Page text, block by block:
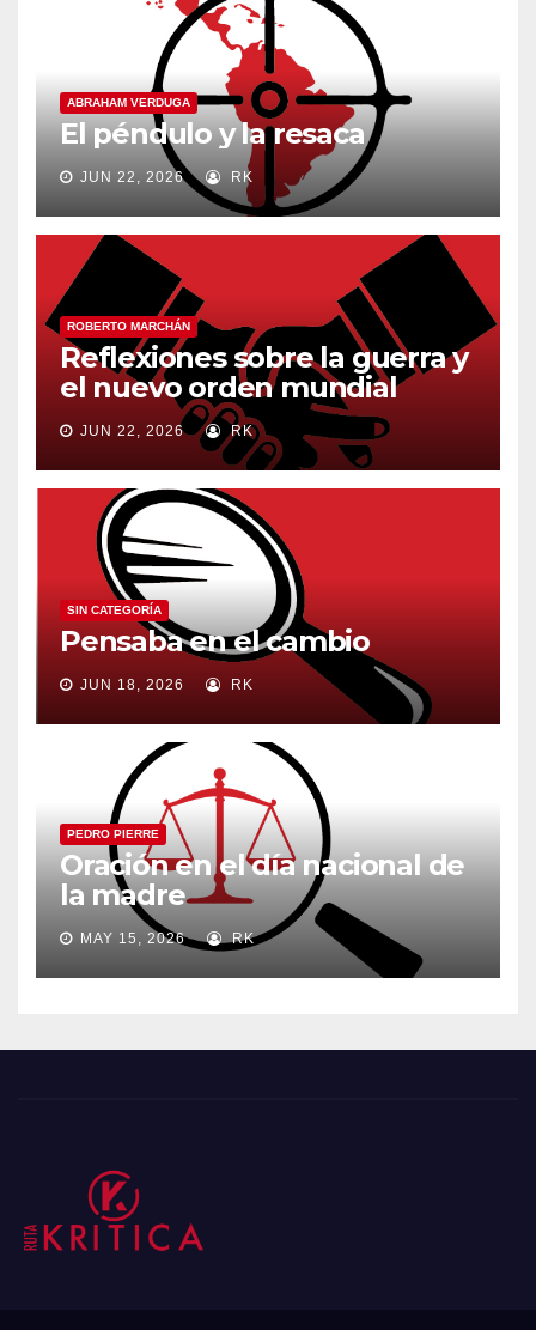
ABRAHAM VERDUGA
El péndulo y la resaca
JUN 22, 2026 RK
ROBERTO MARCHÁN
Reflexiones sobre la guerra y
el nuevo orden mundial
JUN 22, 2026 RK
SIN CATEGORÍA
Pensaba en el cambio
JUN 18, 2026 RK
PEDRO PIERRE
Oración en el día nacional de
la madre
MAY 15, 2026 RK